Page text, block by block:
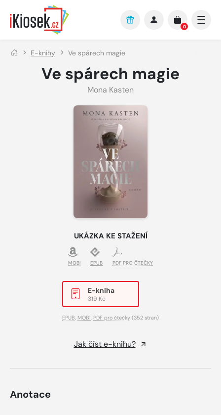
Přejít na hlavní obsah
0
E-knihy Ve spárech magie
Ve spárech magie
Mona Kasten
UKÁZKA KE STAŽENÍ
MOBI EPUB PDF PRO ČTEČKY
E-kniha
319 Kč
EPUB MOBI PDF pro čtečky (352 stran)
Jak číst e-knihu?
Anotace